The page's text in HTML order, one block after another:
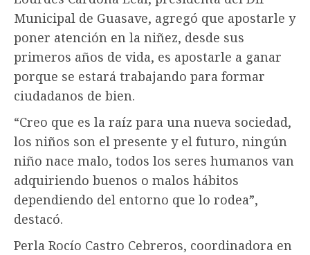
Municipal de Guasave, agregó que apostarle y
poner atención en la niñez, desde sus
primeros años de vida, es apostarle a ganar
porque se estará trabajando para formar
ciudadanos de bien.
“Creo que es la raíz para una nueva sociedad,
los niños son el presente y el futuro, ningún
niño nace malo, todos los seres humanos van
adquiriendo buenos o malos hábitos
dependiendo del entorno que lo rodea”,
destacó.
Perla Rocío Castro Cebreros, coordinadora en